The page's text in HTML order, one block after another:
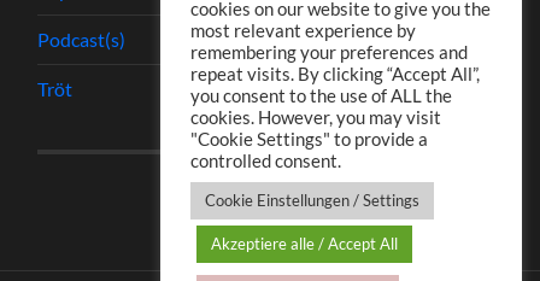
Podcast(s)
Tröt
cookies on our website to give you the
most relevant experience by
remembering your preferences and
repeat visits. By clicking “Accept All”,
you consent to the use of ALL the
cookies. However, you may visit
"Cookie Settings" to provide a
controlled consent.
Cookie Einstellungen / Settings
Akzeptiere alle / Accept All